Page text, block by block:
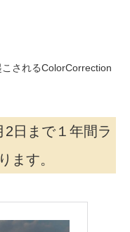
されるColorCorrection
2日まで１年間ラ
ます。